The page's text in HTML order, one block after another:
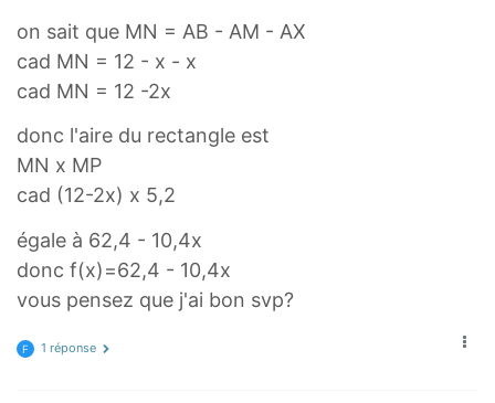
on sait que MN = AB - AM - AX
cad MN = 12 - x - x
cad MN = 12 -2x
donc l'aire du rectangle est
MN x MP
cad (12-2x) x 5,2
égale à 62,4 - 10,4x
donc f(x)=62,4 - 10,4x
vous pensez que j'ai bon svp?
F 1 réponse